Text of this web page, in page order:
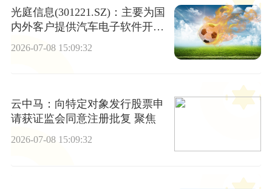
光庭信息(301221.SZ)：主要为国
内外客户提供汽车电子软件开发
2026-07-08 15:09:32
云中马：向特定对象发行股票申
请获证监会同意注册批复 聚焦
2026-07-08 15:09:32